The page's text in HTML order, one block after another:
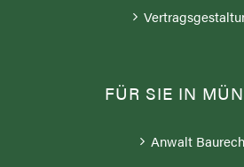
FÜR SIE IN
Anwalt